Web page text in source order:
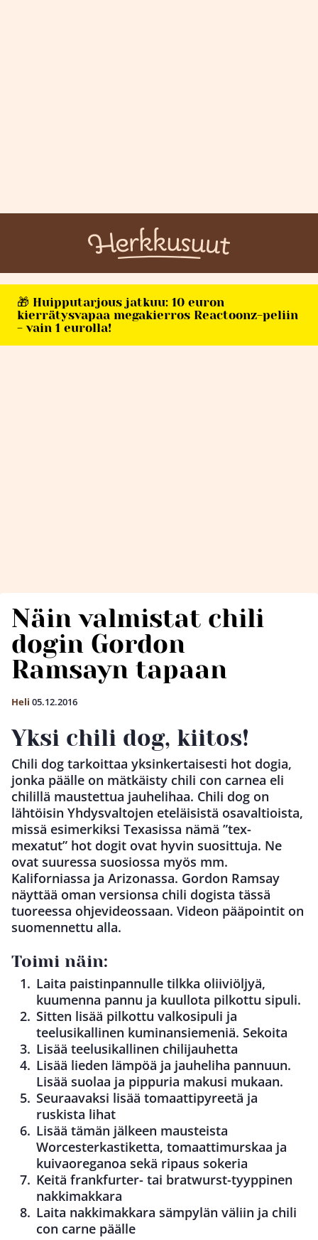
🎁 Huipputarjous jatkuu: 10 euron
kierrätysvapaa megakierros Reactoonz-peliin
- vain 1 eurolla!
Näin valmistat chili
dogin Gordon
Ramsayn tapaan
Heli 05.12.2016
Yksi chili dog, kiitos!
Chili dog tarkoittaa yksinkertaisesti hot dogia,
jonka päälle on mätkäisty chili con carnea eli
chilillä maustettua jauhelihaa. Chili dog on
lähtöisin Yhdysvaltojen eteläisistä osavaltioista,
missä esimerkiksi Texasissa nämä ”tex-
mexatut” hot dogit ovat hyvin suosittuja. Ne
ovat suuressa suosiossa myös mm.
Kaliforniassa ja Arizonassa. Gordon Ramsay
näyttää oman versionsa chili dogista tässä
tuoreessa ohjevideossaan. Videon pääpointit on
suomennettu alla.
Toimi näin:
Laita paistinpannulle tilkka oliiviöljyä,
kuumenna pannu ja kuullota pilkottu sipuli.
Sitten lisää pilkottu valkosipuli ja
teelusikallinen kuminansiemeniä. Sekoita
Lisää teelusikallinen chilijauhetta
Lisää lieden lämpöä ja jauheliha pannuun.
Lisää suolaa ja pippuria makusi mukaan.
Seuraavaksi lisää tomaattipyreetä ja
ruskista lihat
Lisää tämän jälkeen mausteista
Worcesterkastiketta, tomaattimurskaa ja
kuivaoreganoa sekä ripaus sokeria
Keitä frankfurter- tai bratwurst-tyyppinen
nakkimakkara
Laita nakkimakkara sämpylän väliin ja chili
con carne päälle